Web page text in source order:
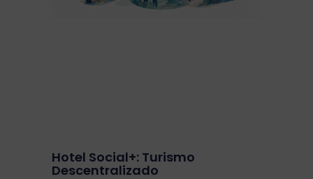
Hotel Social+: Turismo
Descentralizado